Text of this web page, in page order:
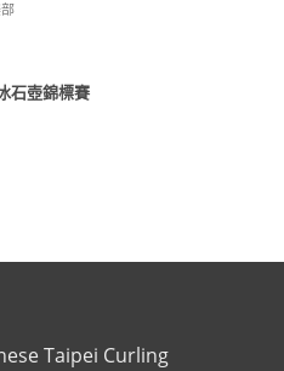
石壺錦標賽
Taipei Curling